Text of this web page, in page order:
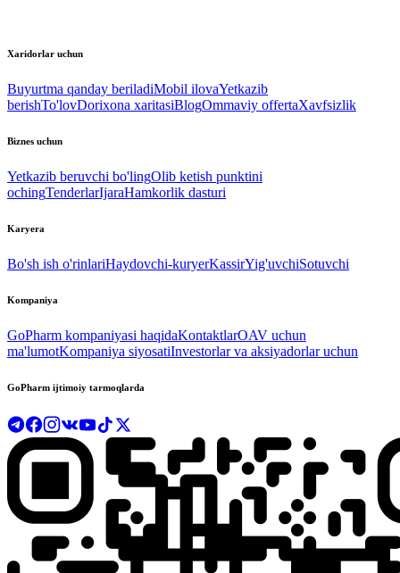
Xaridorlar uchun
Buyurtma qanday beriladiMobil ilovaYetkazib
berishTo'lovDorixona xaritasiBlogOmmaviy offertaXavfsizlik
Biznes uchun
Yetkazib beruvchi bo'lingOlib ketish punktini
ochingTenderlarIjaraHamkorlik dasturi
Karyera
Bo'sh ish o'rinlariHaydovchi-kuryerKassirYig'uvchiSotuvchi
Kompaniya
GoPharm kompaniyasi haqidaKontaktlarOAV uchun
ma'lumotKompaniya siyosatiInvestorlar va aksiyadorlar uchun
GoPharm ijtimoiy tarmoqlarda